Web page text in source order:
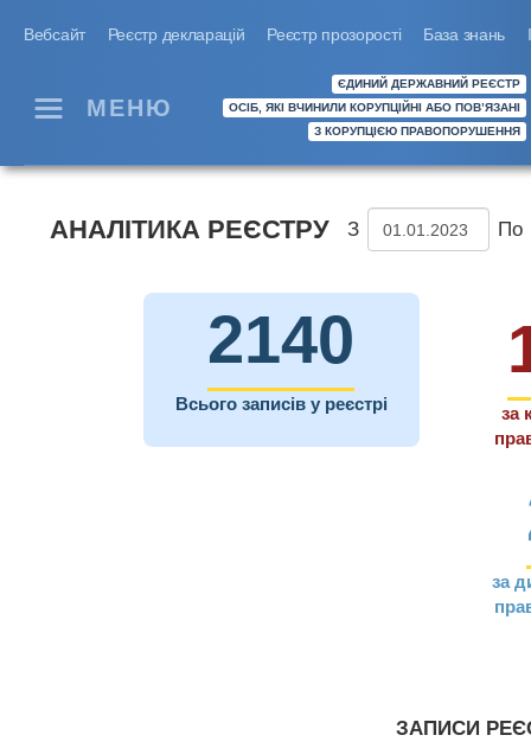
Вебсайт Реєстр декларацій Реєстр прозорості База знань
МЕНЮ
ЄДИНИЙ ДЕРЖАВНИЙ РЕЄСТР
ОСІБ, ЯКІ ВЧИНИЛИ КОРУПЦІЙНІ АБО ПОВ’ЯЗАНІ
З КОРУПЦІЄЮ ПРАВОПОРУШЕННЯ
АНАЛІТИКА РЕЄСТРУ З По
2140
Всього записів у реєстрі
за
за
ЗАПИСИ